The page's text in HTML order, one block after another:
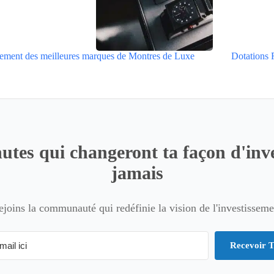
des meilleures marques de Montres de Luxe Dotations
qui changeront ta façon
jamais
la communauté qui redéfinie la vision de
Recevoir